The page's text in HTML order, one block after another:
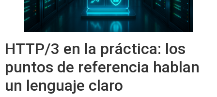
HTTP/3 en la práctica: los
puntos de referencia hablan
un lenguaje claro